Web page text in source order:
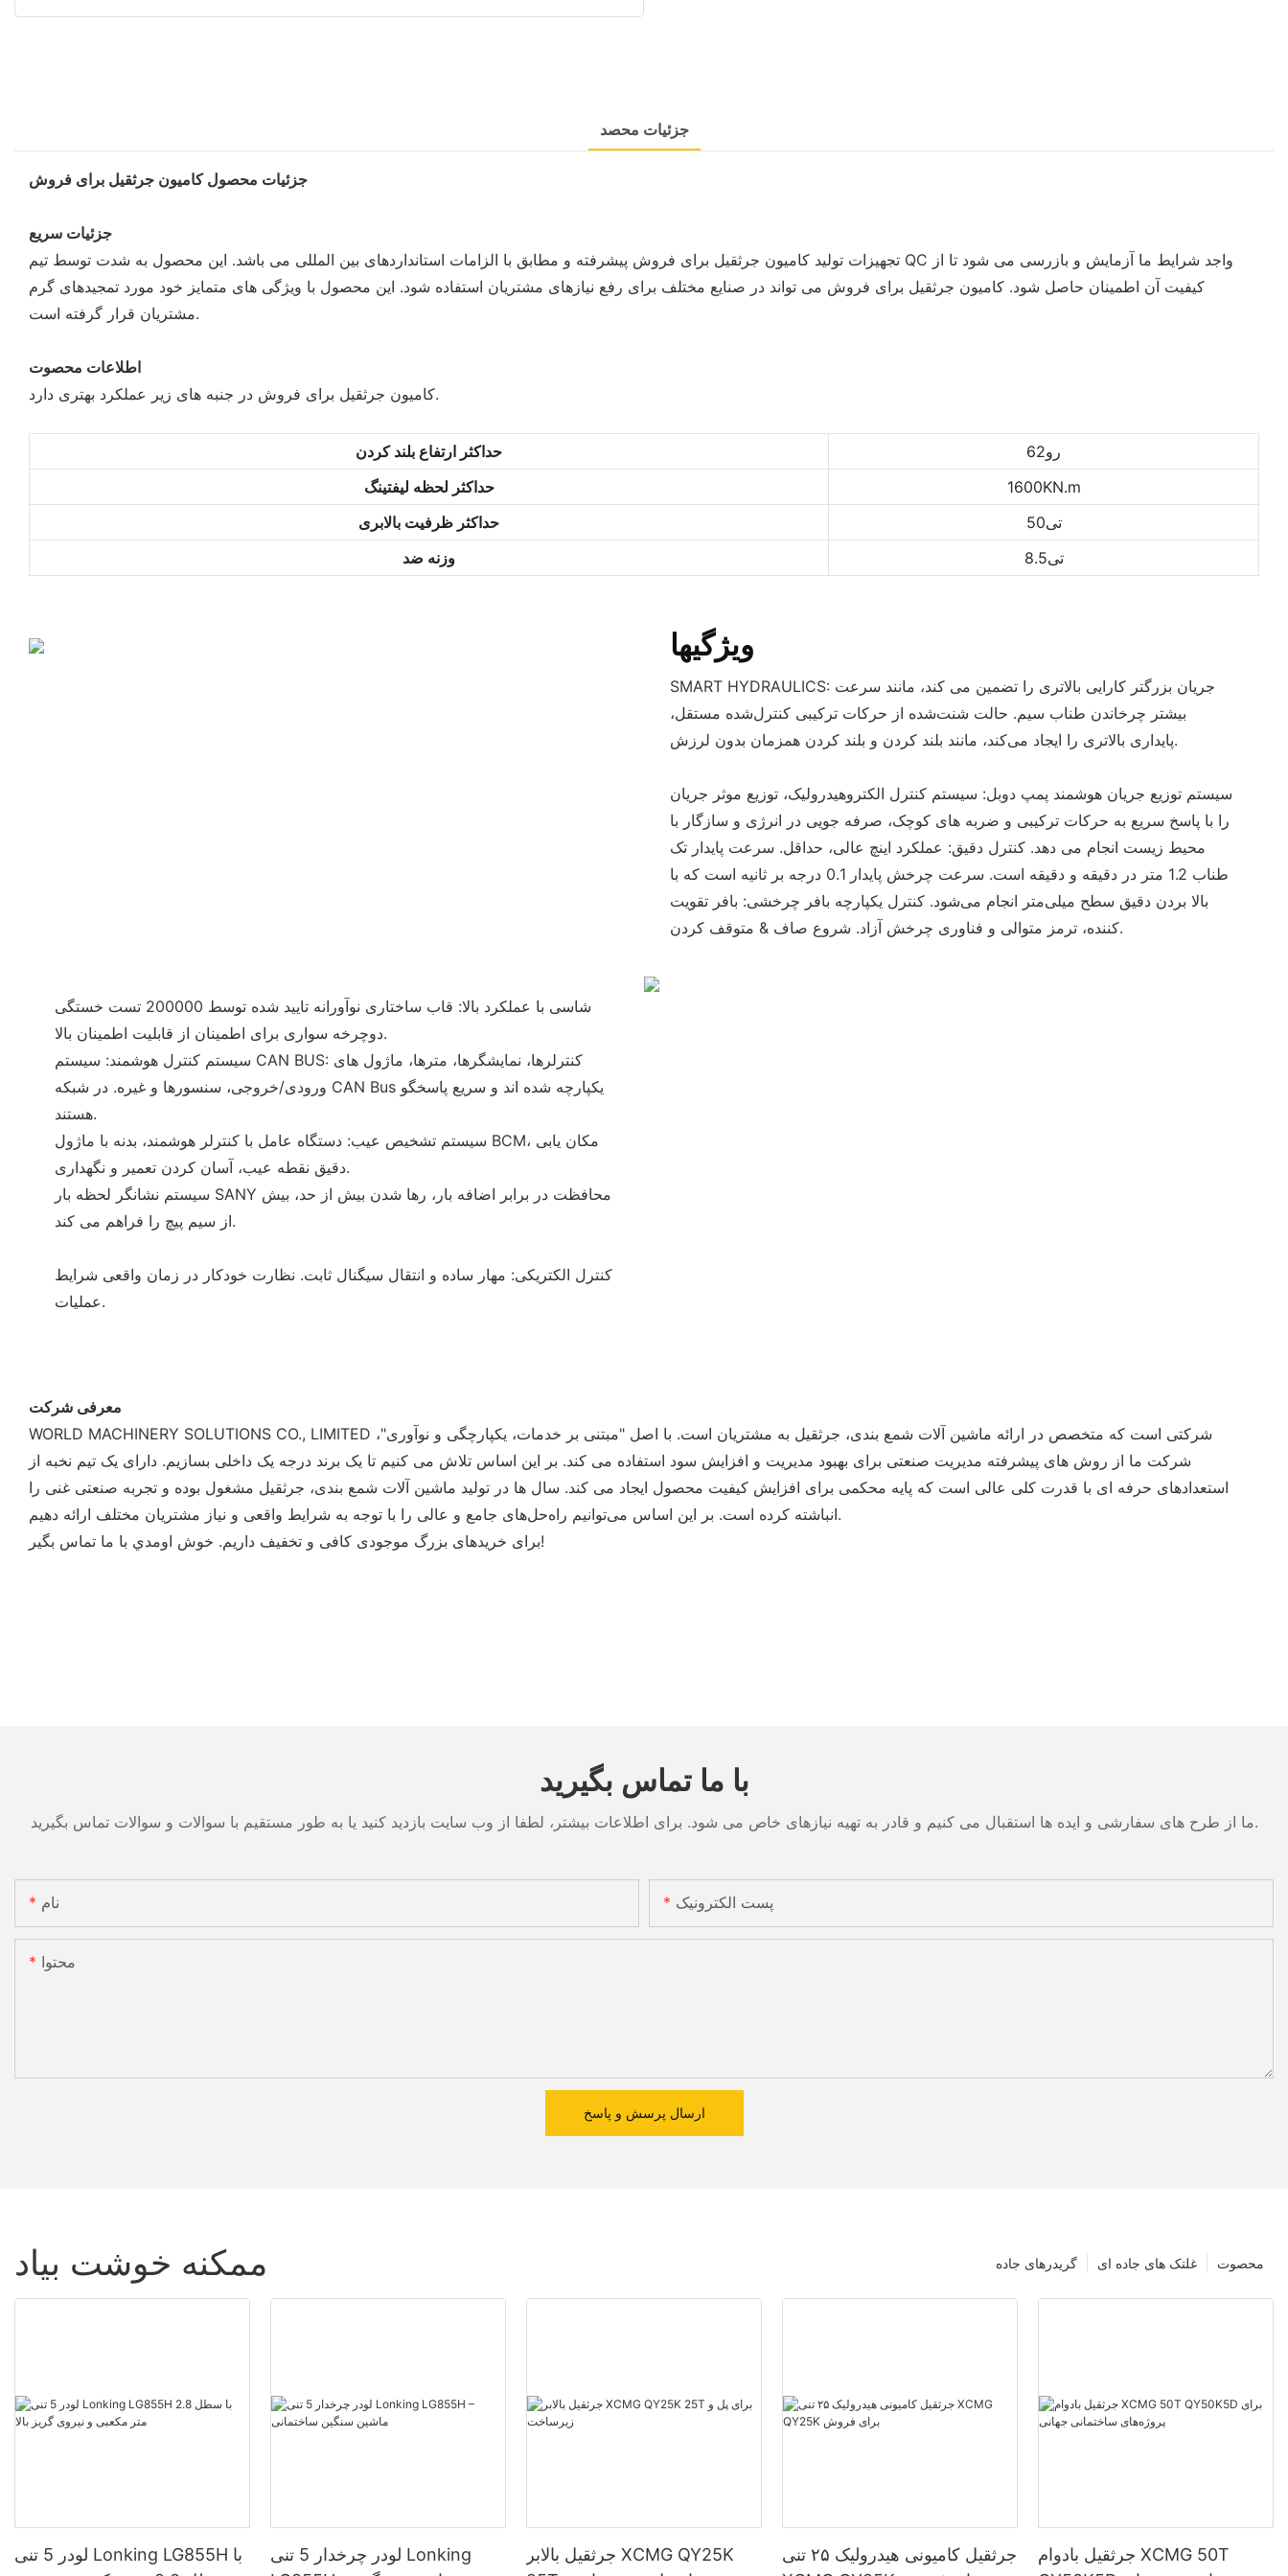
جزئیات محصد
جزئیات محصول کامیون جرثقیل برای فروش
جزئیات سریع
تجهیزات تولید کامیون جرثقیل برای فروش پیشرفته و مطابق با الزامات استانداردهای بین المللی می باشد. این محصول به شدت توسط تیم QC واجد شرایط ما آزمایش و بازرسی می شود تا از
کیفیت آن اطمینان حاصل شود. کامیون جرثقیل برای فروش می تواند در صنایع مختلف برای رفع نیازهای مشتریان استفاده شود. این محصول با ویژگی های متمایز خود مورد تمجیدهای گرم
مشتریان قرار گرفته است.
اطلاعات محصوت
کامیون جرثقیل برای فروش در جنبه های زیر عملکرد بهتری دارد.
حداکثر ارتفاع بلند کردن
رو62
حداکثر لحظه لیفتینگ
1600KN.m
حداکثر ظرفیت بالابری
تی50
وزنه ضد
تی8.5
ویژگیها
SMART HYDRAULICS: جریان بزرگتر کارایی بالاتری را تضمین می کند، مانند سرعت
بیشتر چرخاندن طناب سیم. حالت شنت‌شده از حرکات ترکیبی کنترل‌شده مستقل،
پایداری بالاتری را ایجاد می‌کند، مانند بلند کردن و بلند کردن همزمان بدون لرزش.
سیستم توزیع جریان هوشمند پمپ دوبل: سیستم کنترل الکتروهیدرولیک، توزیع موثر جریان
را با پاسخ سریع به حرکات ترکیبی و ضربه های کوچک، صرفه جویی در انرژی و سازگار با
محیط زیست انجام می دهد. کنترل دقیق: عملکرد اینچ عالی، حداقل. سرعت پایدار تک
طناب 1.2 متر در دقیقه و دقیقه است. سرعت چرخش پایدار 0.1 درجه بر ثانیه است که با
بالا بردن دقیق سطح میلی‌متر انجام می‌شود. کنترل یکپارچه بافر چرخشی: بافر تقویت
کننده، ترمز متوالی و فناوری چرخش آزاد. شروع صاف & متوقف کردن.
شاسی با عملکرد بالا: قاب ساختاری نوآورانه تایید شده توسط 200000 تست خستگی
دوچرخه سواری برای اطمینان از قابلیت اطمینان بالا.
سیستم کنترل هوشمند: سیستم CAN BUS: کنترلرها، نمایشگرها، مترها، ماژول های
ورودی/خروجی، سنسورها و غیره. در شبکه CAN Bus یکپارچه شده اند و سریع پاسخگو
هستند.
سیستم تشخیص عیب: دستگاه عامل با کنترلر هوشمند، بدنه با ماژول BCM، مکان یابی
دقیق نقطه عیب، آسان کردن تعمیر و نگهداری.
سیستم نشانگر لحظه بار SANY محافظت در برابر اضافه بار، رها شدن بیش از حد، بیش
از سیم پیچ را فراهم می کند.
کنترل الکتریکی: مهار ساده و انتقال سیگنال ثابت. نظارت خودکار در زمان واقعی شرایط
عملیات.
معرفی شرکت
WORLD MACHINERY SOLUTIONS CO., LIMITED شرکتی است که متخصص در ارائه ماشین آلات شمع بندی، جرثقیل به مشتریان است. با اصل "مبتنی بر خدمات، یکپارچگی و نوآوری"،
شرکت ما از روش های پیشرفته مدیریت صنعتی برای بهبود مدیریت و افزایش سود استفاده می کند. بر این اساس تلاش می کنیم تا یک برند درجه یک داخلی بسازیم. دارای یک تیم نخبه از
استعدادهای حرفه ای با قدرت کلی عالی است که پایه محکمی برای افزایش کیفیت محصول ایجاد می کند. سال ها در تولید ماشین آلات شمع بندی، جرثقیل مشغول بوده و تجربه صنعتی غنی را
انباشته کرده است. بر این اساس می‌توانیم راه‌حل‌های جامع و عالی را با توجه به شرایط واقعی و نیاز مشتریان مختلف ارائه دهیم.
برای خریدهای بزرگ موجودی کافی و تخفیف داریم. خوش اومدي با ما تماس بگير!
با ما تماس بگیرید
ما از طرح های سفارشی و ایده ها استقبال می کنیم و قادر به تهیه نیازهای خاص می شود. برای اطلاعات بیشتر، لطفا از وب سایت بازدید کنید یا به طور مستقیم با سوالات و سوالات تماس بگیرید.
نام پست الکترونیک
محتوا
ارسال پرسش و پاسخ
ممکنه خوشت بیاد محصوت غلتک های جاده ای گریدرهای جاده
لودر 5 تنی Lonking LG855H با
لودر چرخدار 5 تنی Lonking
جرثقیل بالابر XCMG QY25K
جرثقیل کامیونی هیدرولیک ۲۵ تنی
جرثقیل بادوام XCMG 50T